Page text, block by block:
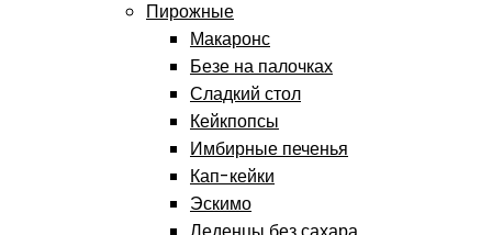
Пирожные
Макаронс
Безе на палочках
Сладкий стол
Кейкпопсы
Имбирные печенья
Кап-кейки
Эскимо